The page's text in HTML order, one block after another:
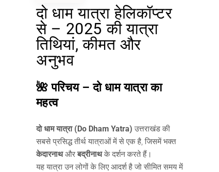
दो धाम यात्रा हेलिकॉप्टर
से – 2025 की यात्रा
तिथियां, कीमत और
अनुभव
🌺 परिचय – दो धाम यात्रा का
महत्व
दो धाम यात्रा (Do Dham Yatra) उत्तराखंड की
सबसे प्रसिद्ध तीर्थ यात्राओं में से एक है, जिसमें भक्त
केदारनाथऔरबद्रीनाथके दर्शन करते हैं।
यह यात्रा उन लोगों के लिए आदर्श है जो सीमित समय में